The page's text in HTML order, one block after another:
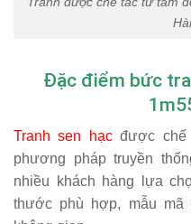
Đặc điểm bức
Tranh sen hạcđược chế
phương pháp truyền
nhiều khách hàng lựa
thước phù hợp, mẫu mã